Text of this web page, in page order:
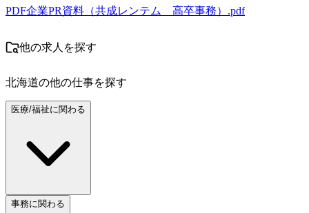
PDF企業PR資料（共成レンテム＿高卒事務）.pdf
他の求人を探す
北海道の他の仕事を探す
医療/福祉に関わる
事務に関わる